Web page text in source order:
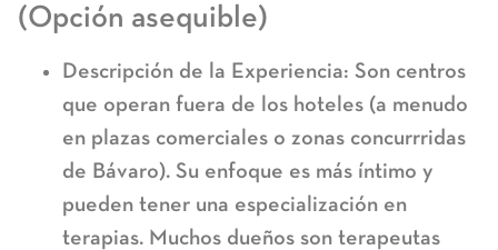
(Opción asequible)
Descripción de la Experiencia: Son centros
que operan fuera de los hoteles (a menudo
en plazas comerciales o zonas concurrridas
de Bávaro). Su enfoque es más íntimo y
pueden tener una especialización en
terapias. Muchos dueños son terapeutas